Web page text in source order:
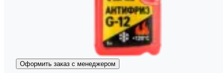
Оформить заказ с менеджером